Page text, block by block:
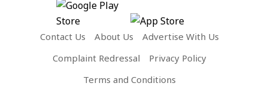
Contact Us About Us
Advertise With Us
Complaint Redressal
Privacy Policy
Terms and Conditions